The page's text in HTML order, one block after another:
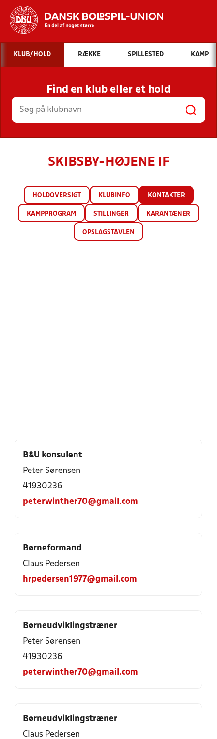
Hvad vil du søge efter?
INDHOLD OG NYHEDER
STILLINGER, RESULTATER, KLUBBER OG
HOLD
KLUB/HOLD RÆKKE SPILLESTED KAMP
Find en klub eller et hold
SKIBSBY-HØJENE IF
HOLDOVERSIGT KLUBINFO KONTAKTER
KAMPPROGRAM STILLINGER KARANTÆNER
OPSLAGSTAVLEN
B&U konsulent
Peter Sørensen
41930236
peterwinther70@gmail.com
Børneformand
Claus Pedersen
hrpedersen1977@gmail.com
Børneudviklingstræner
Peter Sørensen
41930236
peterwinther70@gmail.com
Børneudviklingstræner
Claus Pedersen